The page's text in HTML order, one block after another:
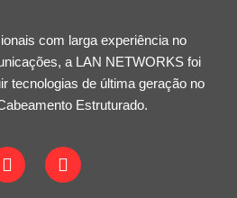
com larga experiência no
a LAN NETWORKS foi
tecnologias de última geração no
Estruturado.